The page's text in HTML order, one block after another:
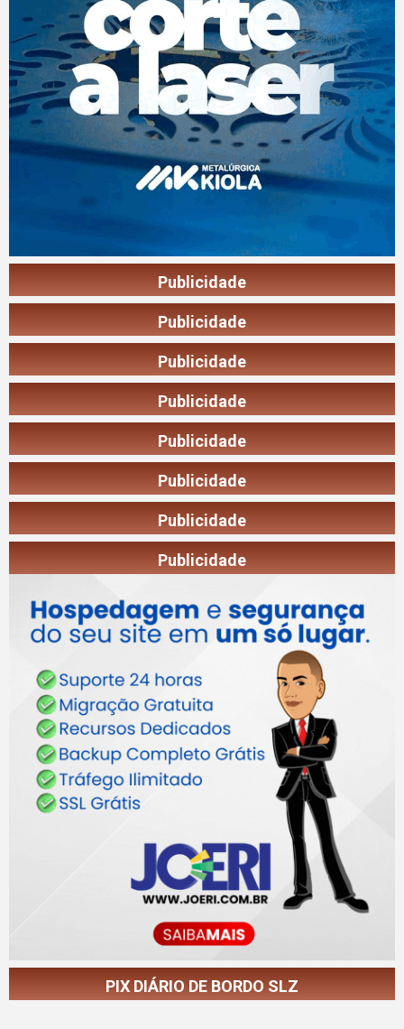
Publicidade
Publicidade
Publicidade
Publicidade
Publicidade
Publicidade
Publicidade
Publicidade
PIX DIÁRIO DE BORDO SLZ